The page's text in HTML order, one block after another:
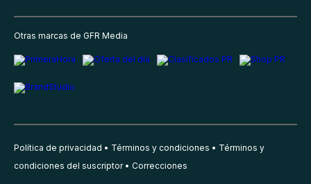
Otras marcas de GFR Media
Política de privacidad Términos y condiciones
Términos y
condiciones del suscriptor
Correcciones